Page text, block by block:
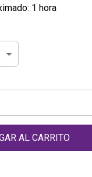
1 hora
AL CARRITO